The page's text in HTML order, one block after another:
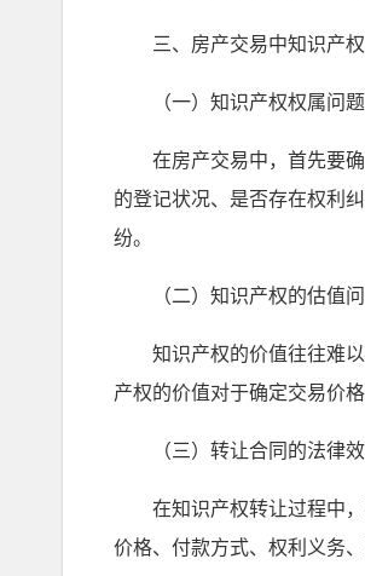
三、房产交易中知识产权
（一）知识产权权属问题
在房产交易中，首先要确
的登记状况、是否存在权利
纷。
（二）知识产权的估值
知识产权的价值往往难以
产权的价值对于确定交易价
（三）转让合同的法律
在知识产权转让过程中，
价格、付款方式、权利义务